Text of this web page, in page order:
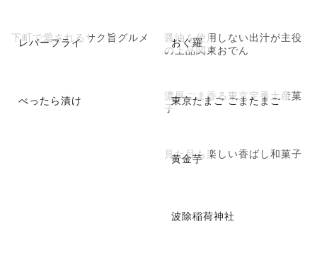
レバーフライ
下町で愛されるサク旨グルメ おぐ羅
醤油を使用しない出汁が主役
の上品関東おでん
べったら漬け 東京たまご ごまたまご
濃厚ごま香る東京定番土産菓
子
黄金芋
見た目も楽しい香ばし和菓子
波除稲荷神社